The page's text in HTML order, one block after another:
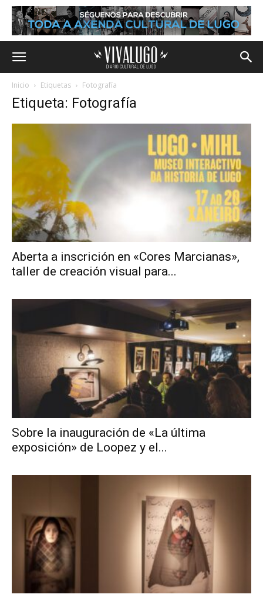
Inicio Etiquetas Fotografía
Etiqueta: Fotografía
Aberta a inscrición en «Cores Marcianas»,
taller de creación visual para...
Sobre la inauguración de «La última
exposición» de Loopez y el...